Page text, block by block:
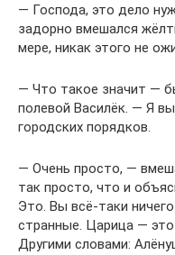
— Господа, это дело
задорно вмешался
мере, никак этого не
— Что такое значит —
полевой Василёк. — Я
городских порядков.
— Очень просто, —
так просто, что и
Это. Вы всё-таки
странные. Царица —
Другими словами: